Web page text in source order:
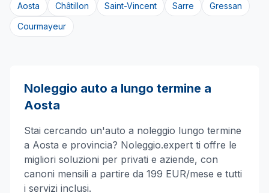
Aosta Châtillon Saint-Vincent Sarre
Gressan
Courmayeur
Noleggio auto a lungo termine a
Aosta
Stai cercando un'auto a noleggio lungo termine
a Aosta e provincia? Noleggio.expert ti offre le
migliori soluzioni per privati e aziende, con
canoni mensili a partire da 199 EUR/mese e tutti
i servizi inclusi.